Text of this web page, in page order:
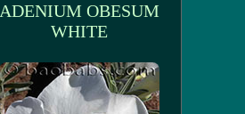
ADENIUM OBESUM
WHITE